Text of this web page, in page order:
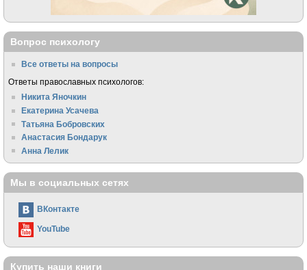
Вопрос психологу
Все ответы на вопросы
Ответы православных психологов:
Никита Яночкин
Екатерина Усачева
Татьяна Бобровских
Анастасия Бондарук
Анна Лелик
Мы в социальных сетях
ВКонтакте
YouTube
Купить наши книги